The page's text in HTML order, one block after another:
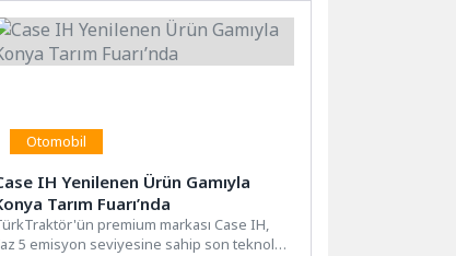
Otomobil
IH Yenilenen Ürün Gamıyla
Tarım Fuarı’nda
premium markası Case IH,
5 emisyon seviyesine sahip son teknoloji